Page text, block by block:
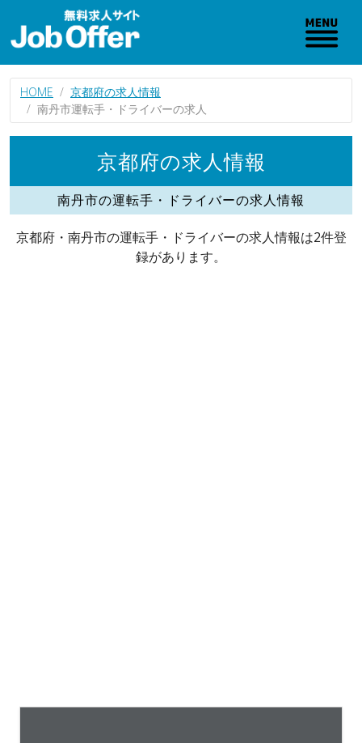
HOME
京都府の求人情報
南丹市運転手・ドライバーの求人
京都府の求人情報
南丹市の運転手・ドライバーの求人情報
京都府・南丹市の運転手・ドライバーの求人情報は2件登
録があります。